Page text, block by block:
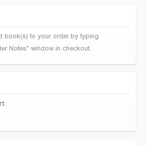
book(s) to your order by typing
Notes" window in checkout.